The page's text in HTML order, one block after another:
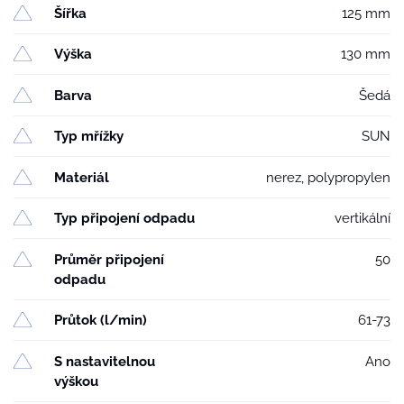
Šířka 125 mm
Výška 130 mm
Barva Šedá
Typ mřížky SUN
Materiál nerez, polypropylen
Typ připojení odpadu vertikální
Průměr připojení
odpadu
50
Průtok (l/min) 61-73
S nastavitelnou
výškou
Ano